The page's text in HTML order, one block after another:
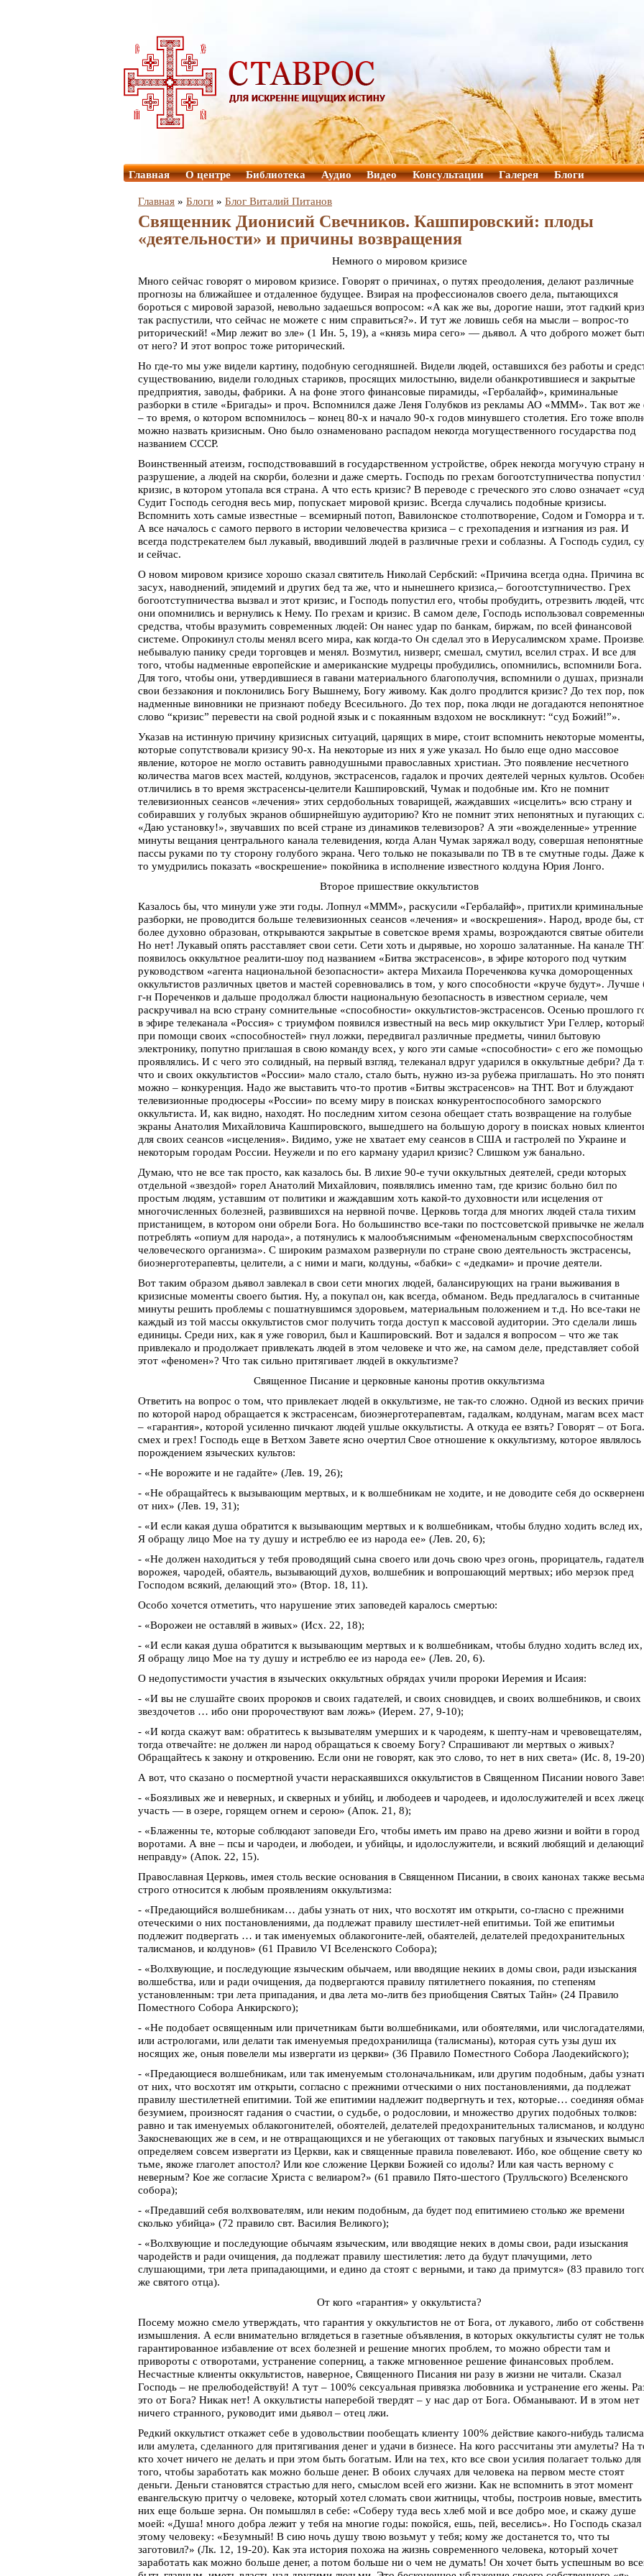
Главная О центре Библиотека Аудио Видео Консультации Галерея Блоги
Главная » Блоги » Блог Виталий Питанов
Священник Дионисий Свечников. Кашпировский: плоды
«деятельности» и причины возвращения
Немного о мировом кризисе
Много сейчас говорят о мировом кризисе. Говорят о причинах, о путях преодоления, делают различные
прогнозы на ближайшее и отдаленное будущее. Взирая на профессионалов своего дела, пытающихся
бороться с мировой заразой, невольно задаешься вопросом: «А как же вы, дорогие наши, этот гадкий
так распустили, что сейчас не можете с ним справиться?». И тут же ловишь себя на мысли – вопрос-то
риторический! «Мир лежит во зле» (1 Ин. 5, 19), а «князь мира сего» — дьявол. А что доброго может
от него? И этот вопрос тоже риторический.
Но где-то мы уже видели картину, подобную сегодняшней. Видели людей, оставшихся без работы и
существованию, видели голодных стариков, просящих милостыню, видели обанкротившиеся и закрытые
предприятия, заводы, фабрики. А на фоне этого финансовые пирамиды, «Гербалайф», криминальные
разборки в стиле «Бригады» и проч. Вспомнился даже Леня Голубков из рекламы АО «МММ». Так вот же
– то время, о котором вспомнилось – конец 80-х и начало 90-х годов минувшего столетия. Его тоже
можно назвать кризисным. Оно было ознаменовано распадом некогда могущественного государства под
названием СССР.
Воинственный атеизм, господствовавший в государственном устройстве, обрек некогда могучую страну
разрушение, а людей на скорби, болезни и даже смерть. Господь по грехам богоотступничества попустил
кризис, в котором утопала вся страна. А что есть кризис? В переводе с греческого это слово означает
Судит Господь сегодня весь мир, попускает мировой кризис. Всегда случались подобные кризисы.
Вспомнить хоть самые известные – всемирный потоп, Вавилонское столпотворение, Содом и Гоморра и
А все началось с самого первого в истории человечества кризиса – с грехопадения и изгнания из рая. И
всегда подстрекателем был лукавый, вводивший людей в различные грехи и соблазны. А Господь судил,
и сейчас.
О новом мировом кризисе хорошо сказал святитель Николай Сербский: «Причина всегда одна. Причина
засух, наводнений, эпидемий и других бед та же, что и нынешнего кризиса,– богоотступничество. Грех
богоотступничества вызвал и этот кризис, и Господь попустил его, чтобы пробудить, отрезвить людей,
они опомнились и вернулись к Нему. По грехам и кризис. В самом деле, Господь использовал
средства, чтобы вразумить современных людей: Он нанес удар по банкам, биржам, по всей финансовой
системе. Опрокинул столы менял всего мира, как когда-то Он сделал это в Иерусалимском храме.
небывалую панику среди торговцев и менял. Возмутил, низверг, смешал, смутил, вселил страх. И все для
того, чтобы надменные европейские и американские мудрецы пробудились, опомнились, вспомнили Бога.
Для того, чтобы они, утвердившиеся в гавани материального благополучия, вспомнили о душах, признали
свои беззакония и поклонились Богу Вышнему, Богу живому. Как долго продлится кризис? До тех пор,
надменные виновники не признают победу Всесильного. До тех пор, пока люди не догадаются непонятное
слово “кризис” перевести на свой родной язык и с покаянным вздохом не воскликнут: “суд Божий!”».
Указав на истинную причину кризисных ситуаций, царящих в мире, стоит вспомнить некоторые моменты,
которые сопутствовали кризису 90-х. На некоторые из них я уже указал. Но было еще одно массовое
явление, которое не могло оставить равнодушными православных христиан. Это появление несчетного
количества магов всех мастей, колдунов, экстрасенсов, гадалок и прочих деятелей черных культов.
отличились в то время экстрасенсы-целители Кашпировский, Чумак и подобные им. Кто не помнит
телевизионных сеансов «лечения» этих сердобольных товарищей, жаждавших «исцелить» всю страну и
собиравших у голубых экранов обширнейшую аудиторию? Кто не помнит этих непонятных и пугающих
«Даю установку!», звучавших по всей стране из динамиков телевизоров? А эти «вожделенные» утренние
минуты вещания центрального канала телевидения, когда Алан Чумак заряжал воду, совершая непонятные
пассы руками по ту сторону голубого экрана. Чего только не показывали по ТВ в те смутные годы. Даже
то умудрились показать «воскрешение» покойника в исполнение известного колдуна Юрия Лонго.
Второе пришествие оккультистов
Казалось бы, что минули уже эти годы. Лопнул «МММ», раскусили «Гербалайф», притихли криминальные
разборки, не проводится больше телевизионных сеансов «лечения» и «воскрешения». Народ, вроде бы,
более духовно образован, открываются закрытые в советское время храмы, возрождаются святые
Но нет! Лукавый опять расставляет свои сети. Сети хоть и дырявые, но хорошо залатанные. На канале
появилось оккультное реалити-шоу под названием «Битва экстрасенсов», в эфире которого под чутким
руководством «агента национальной безопасности» актера Михаила Пореченкова кучка доморощенных
оккультистов различных цветов и мастей соревновались в том, у кого способности «круче будут». Лучше
г-н Пореченков и дальше продолжал блюсти национальную безопасность в известном сериале, чем
раскручивал на всю страну сомнительные «способности» оккультистов-экстрасенсов. Осенью прошлого
в эфире телеканала «Россия» с триумфом появился известный на весь мир оккультист Ури Геллер,
при помощи своих «способностей» гнул ложки, передвигал различные предметы, чинил бытовую
электронику, попутно приглашая в свою команду всех, у кого эти самые «способности» с его же помощью
проявлялись. И с чего это солидный, на первый взгляд, телеканал вдруг ударился в оккультные дебри? Да
что и своих оккультистов «России» мало стало, стало быть, нужно из-за рубежа приглашать. Но это
можно – конкуренция. Надо же выставить что-то против «Битвы экстрасенсов» на ТНТ. Вот и блуждают
телевизионные продюсеры «России» по всему миру в поисках конкурентоспособного заморского
оккультиста. И, как видно, находят. Но последним хитом сезона обещает стать возвращение на голубые
экраны Анатолия Михайловича Кашпировского, вышедшего на большую дорогу в поисках новых
для своих сеансов «исцеления». Видимо, уже не хватает ему сеансов в США и гастролей по Украине и
некоторым городам России. Неужели и по его карману ударил кризис? Слишком уж банально.
Думаю, что не все так просто, как казалось бы. В лихие 90-е тучи оккультных деятелей, среди которых
отдельной «звездой» горел Анатолий Михайлович, появлялись именно там, где кризис больно бил по
простым людям, уставшим от политики и жаждавшим хоть какой-то духовности или исцеления от
многочисленных болезней, развившихся на нервной почве. Церковь тогда для многих людей стала тихим
пристанищем, в котором они обрели Бога. Но большинство все-таки по постсоветской привычке не
потреблять «опиум для народа», а потянулись к малообъяснимым «феноменальным сверхспособностям
человеческого организма». С широким размахом развернули по стране свою деятельность экстрасенсы,
биоэнерготерапевты, целители, а с ними и маги, колдуны, «бабки» с «дедками» и прочие деятели.
Вот таким образом дьявол завлекал в свои сети многих людей, балансирующих на грани выживания в
кризисные моменты своего бытия. Ну, а покупал он, как всегда, обманом. Ведь предлагалось в считанные
минуты решить проблемы с пошатнувшимся здоровьем, материальным положением и т.д. Но все-таки не
каждый из той массы оккультистов смог получить тогда доступ к массовой аудитории. Это сделали лишь
единицы. Среди них, как я уже говорил, был и Кашпировский. Вот и задался я вопросом – что же так
привлекало и продолжает привлекать людей в этом человеке и что же, на самом деле, представляет собой
этот «феномен»? Что так сильно притягивает людей в оккультизме?
Священное Писание и церковные каноны против оккультизма
Ответить на вопрос о том, что привлекает людей в оккультизме, не так-то сложно. Одной из веских
по которой народ обращается к экстрасенсам, биоэнерготерапевтам, гадалкам, колдунам, магам всех
– «гарантия», которой усиленно пичкают людей ушлые оккультисты. А откуда ее взять? Говорят – от
смех и грех! Господь еще в Ветхом Завете ясно очертил Свое отношение к оккультизму, которое являлось
порождением языческих культов:
- «Не ворожите и не гадайте» (Лев. 19, 26);
- «Не обращайтесь к вызывающим мертвых, и к волшебникам не ходите, и не доводите себя до
от них» (Лев. 19, 31);
- «И если какая душа обратится к вызывающим мертвых и к волшебникам, чтобы блудно ходить вслед их,
Я обращу лицо Мое на ту душу и истреблю ее из народа ее» (Лев. 20, 6);
- «Не должен находиться у тебя проводящий сына своего или дочь свою чрез огонь, прорицатель,
ворожея, чародей, обаятель, вызывающий духов, волшебник и вопрошающий мертвых; ибо мерзок пред
Господом всякий, делающий это» (Втор. 18, 11).
Особо хочется отметить, что нарушение этих заповедей каралось смертью:
- «Ворожеи не оставляй в живых» (Исх. 22, 18);
- «И если какая душа обратится к вызывающим мертвых и к волшебникам, чтобы блудно ходить вслед их,
Я обращу лицо Мое на ту душу и истреблю ее из народа ее» (Лев. 20, 6).
О недопустимости участия в языческих оккультных обрядах учили пророки Иеремия и Исаия:
- «И вы не слушайте своих пророков и своих гадателей, и своих сновидцев, и своих волшебников, и своих
звездочетов … ибо они пророчествуют вам ложь» (Иерем. 27, 9-10);
- «И когда скажут вам: обратитесь к вызывателям умерших и к чародеям, к шепту-нам и чревовещателям,
тогда отвечайте: не должен ли народ обращаться к своему Богу? Спрашивают ли мертвых о живых?
Обращайтесь к закону и откровению. Если они не говорят, как это слово, то нет в них света» (Ис. 8, 19-
А вот, что сказано о посмертной участи нераскаявшихся оккультистов в Священном Писании нового
- «Боязливых же и неверных, и скверных и убийц, и любодеев и чародеев, и идолослужителей и всех
участь — в озере, горящем огнем и серою» (Апок. 21, 8);
- «Блаженны те, которые соблюдают заповеди Его, чтобы иметь им право на древо жизни и войти в город
воротами. А вне – псы и чародеи, и любодеи, и убийцы, и идолослужители, и всякий любящий и
неправду» (Апок. 22, 15).
Православная Церковь, имея столь веские основания в Священном Писании, в своих канонах также весьма
строго относится к любым проявлениям оккультизма:
- «Предающийся волшебникам… дабы узнать от них, что восхотят им открыти, со-гласно с прежними
отеческими о них постановлениями, да подлежат правилу шестилет-ней епитимьи. Той же епитимьи
подлежит подвергать … и так именуемых облакогоните-лей, обаятелей, делателей предохранительных
талисманов, и колдунов» (61 Правило VI Вселенского Собора);
- «Волхвующие, и последующие языческим обычаем, или вводящие некиих в домы свои, ради изыскания
волшебства, или и ради очищения, да подвергаются правилу пятилетнего покаяния, по степеням
установленным: три лета припадания, и два лета мо-литв без приобщения Святых Тайн» (24 Правило
Поместного Собора Анкирского);
- «Не подобает освященным или причетникам быти волшебниками, или обоятелями, или числогадателями,
или астрологами, или делати так именуемыя предохранилища (талисманы), которая суть узы душ их
носящих же, оныя повелели мы извергати из церкви» (36 Правило Поместного Собора Лаодекийского);
- «Предающиеся волшебникам, или так именуемым столоначальникам, или другим подобным, дабы
от них, что восхотят им открыти, согласно с прежними отческими о них постановлениями, да подлежат
правилу шестилетней епитимии. Той же епитимии надлежит подвергнуть и тех, которые… соединяя
безумием, произносят гадания о счастии, о судьбе, о родословии, и множество других подобных толков:
равно и так именуемых облакогонителей, обоятелей, делателей предохранительных талисманов, и
Закосневающих же в сем, и не отвращающихся и не убегающих от таковых пагубных и языческих
определяем совсем извергати из Церкви, как и священные правила повелевают. Ибо, кое общение свету ко
тьме, якоже глаголет апостол? Или кое сложение Церкви Божией со идолы? Или кая часть верному с
неверным? Кое же согласие Христа с велиаром?» (61 правило Пято-шестого (Трулльского) Вселенского
собора);
- «Предавший себя волхвователям, или неким подобным, да будет под епитимиею столько же времени
сколько убийца» (72 правило свт. Василия Великого);
- «Волхвующие и последующие обычаям языческим, или вводящие неких в домы свои, ради изыскания
чародейств и ради очищения, да подлежат правилу шестилетия: лето да будут плачущими, лето
слушающими, три лета припадающими, и едино да стоят с верными, и тако да примутся» (83 правило
же святого отца).
От кого «гарантия» у оккультиста?
Посему можно смело утверждать, что гарантия у оккультистов не от Бога, от лукавого, либо от
измышления. А если внимательно вглядеться в газетные объявления, в которых оккультисты сулят не
гарантированное избавление от всех болезней и решение многих проблем, то можно обрести там и
привороты с отворотами, устранение соперниц, а также мгновенное решение финансовых проблем.
Несчастные клиенты оккультистов, наверное, Священного Писания ни разу в жизни не читали. Сказал
Господь – не прелюбодействуй! А тут – 100% сексуальная привязка любовника и устранение его жены.
это от Бога? Никак нет! А оккультисты наперебой твердят – у нас дар от Бога. Обманывают. И в этом нет
ничего странного, руководит ими дьявол – отец лжи.
Редкий оккультист откажет себе в удовольствии пообещать клиенту 100% действие какого-нибудь
или амулета, сделанного для притягивания денег и удачи в бизнесе. На кого рассчитаны эти амулеты? На
кто хочет ничего не делать и при этом быть богатым. Или на тех, кто все свои усилия полагает только для
того, чтобы заработать как можно больше денег. В обоих случаях для человека на первом месте стоят
деньги. Деньги становятся страстью для него, смыслом всей его жизни. Как не вспомнить в этот момент
евангельскую притчу о человеке, который хотел сломать свои житницы, чтобы, построив новые, вместить
них еще больше зерна. Он помышлял в себе: «Соберу туда весь хлеб мой и все добро мое, и скажу душе
моей: «Душа! много добра лежит у тебя на многие годы: покойся, ешь, пей, веселись». Но Господь сказал
этому человеку: «Безумный! В сию ночь душу твою возьмут у тебя; кому же достанется то, что ты
заготовил?» (Лк. 12, 19-20). Как эта история похожа на жизнь современного человека, который хочет
заработать как можно больше денег, а потом больше ни о чем не думать! Он хочет быть успешным во